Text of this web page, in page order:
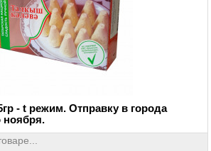
- t режим. Отправку в города
ноября.